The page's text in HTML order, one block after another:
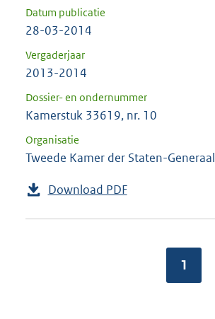
Datum publicatie
28-03-2014
Vergaderjaar
2013-2014
Dossier- en ondernummer
Kamerstuk 33619, nr. 10
Organisatie
Tweede Kamer der Staten-Generaal
Download PDF
1